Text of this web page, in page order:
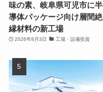
味の素、岐阜県可児市に半
導体パッケージ向け層間絶
縁材料の新工場
2026年8月3日 工場・設備投資